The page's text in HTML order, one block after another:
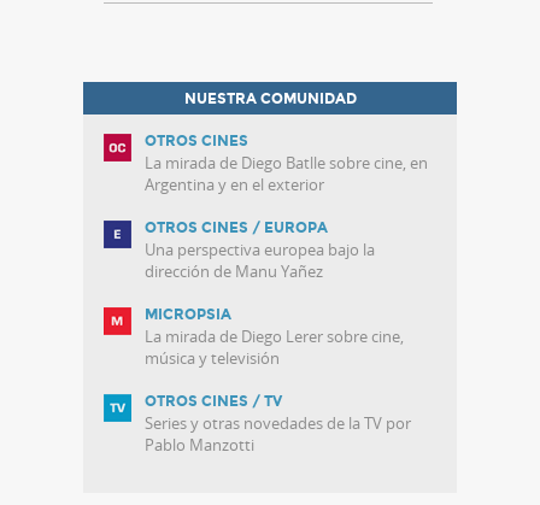
NUESTRA COMUNIDAD
OTROS CINES
La mirada de Diego Batlle sobre cine, en
Argentina y en el exterior
OTROS CINES / EUROPA
Una perspectiva europea bajo la
dirección de Manu Yañez
MICROPSIA
La mirada de Diego Lerer sobre cine,
música y televisión
OTROS CINES / TV
Series y otras novedades de la TV por
Pablo Manzotti